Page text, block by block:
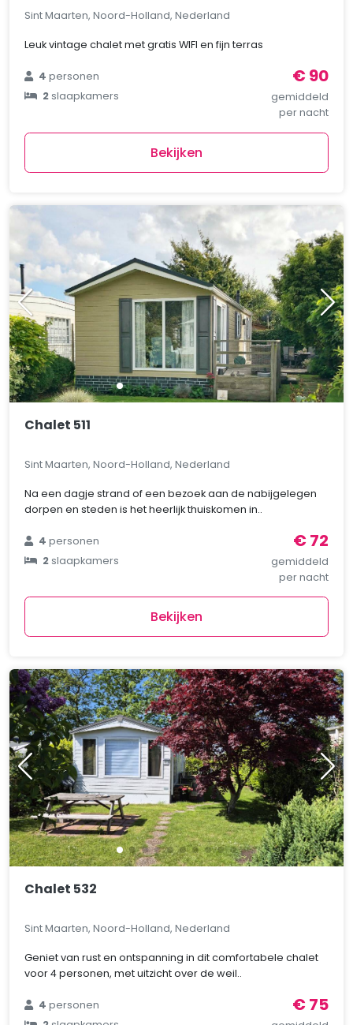
Sint Maarten, Noord-Holland, Nederland
Leuk vintage chalet met gratis WIFI en fijn terras
4personen
2slaapkamers
€ 90
gemiddeld
per nacht
Bekijken
Chalet 511
Sint Maarten, Noord-Holland, Nederland
Na een dagje strand of een bezoek aan de nabijgelegen
dorpen en steden is het heerlijk thuiskomen in..
4personen
2slaapkamers
€ 72
gemiddeld
per nacht
Bekijken
Chalet 532
Sint Maarten, Noord-Holland, Nederland
Geniet van rust en ontspanning in dit comfortabele chalet
voor 4 personen, met uitzicht over de weil..
4personen
€ 75